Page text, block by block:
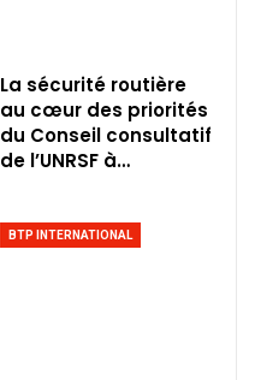
La sécurité routière
au cœur des priorités
du Conseil consultatif
de l’UNRSF à…
BTP INTERNATIONAL